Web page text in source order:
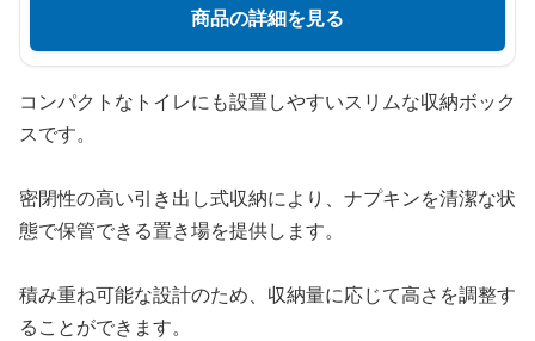
商品の詳細を見る
コンパクトなトイレにも設置しやすいスリムな収納ボック
スです。
密閉性の高い引き出し式収納により、ナプキンを清潔な状
態で保管できる置き場を提供します。
積み重ね可能な設計のため、収納量に応じて高さを調整す
ることができます。